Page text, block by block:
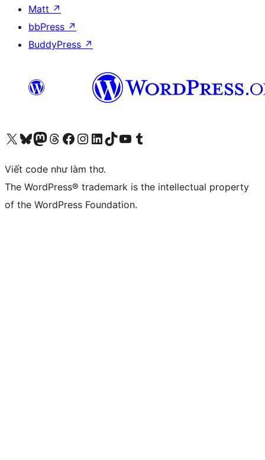
Matt ↗
bbPress ↗
BuddyPress ↗
Truy cập tài khoản X (trước đây là Twitter) của chúng tôiVisit our Bluesky account
Visit our Mastodon account
Visit our Threads account
Xem trang Facebook của chúng tôiTruy cập tài khoản Instagram của chúng tôiTruy cập tài khoản LinkedIn của chúng tôiVisit our TikTok account
Truy cập kênh YouTube của chúng tôi Visit our Tumblr account
Viết code như làm thơ.
The WordPress® trademark is the intellectual property
of the WordPress Foundation.